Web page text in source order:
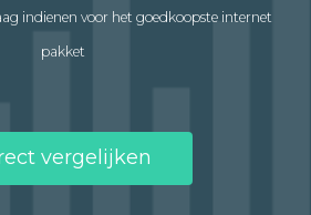
indienen voor het goedkoopste internet
pakket
vergelijken